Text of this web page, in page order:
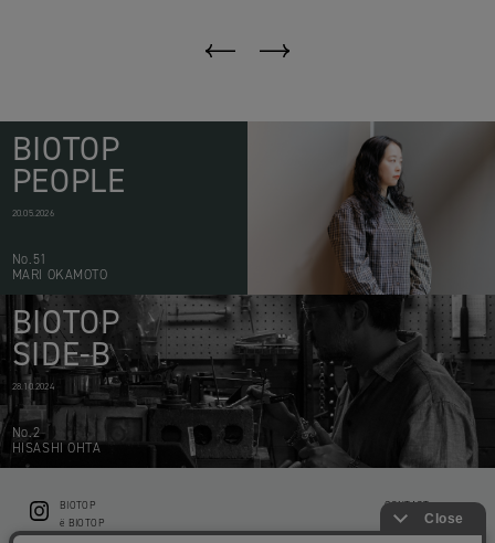
BIOTOP
PEOPLE
20.05.2026
No.51
MARI OKAMOTO
BIOTOP
SIDE-B
28.10.2024
No.2
HISASHI OHTA
BIOTOP
ë BIOTOP
CONTACT
PRIVACY POLICY